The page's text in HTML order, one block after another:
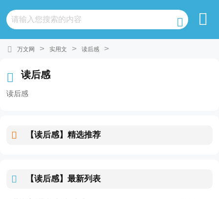
万文网 > 实用文 > 读后感 >
读后感
读后感
【读后感】精选推荐
【读后感】最新列表